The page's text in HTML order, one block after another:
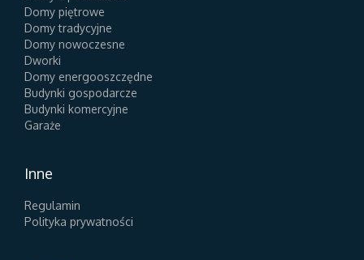
Domy piętrowe
Domy tradycyjne
Domy nowoczesne
Dworki
Domy energooszczędne
Budynki gospodarcze
Budynki komercyjne
Garaże
Inne
Regulamin
Polityka prywatności